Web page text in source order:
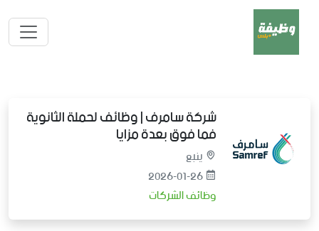
شركة سامرف | وظائف لحملة الثانوية
فما فوق بعدة مزايا
ينبع
2026-01-26
وظائف الشركات